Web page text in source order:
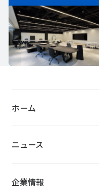
ホーム
ニュース
企業情報